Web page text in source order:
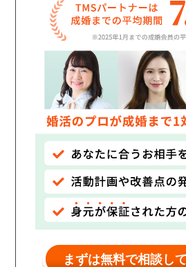
個人情報保護のため
プライバシーマークを
まずは無料で相談し